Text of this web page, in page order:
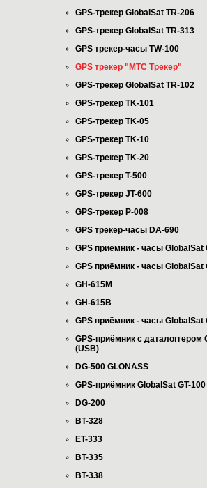
GPS-трекер GlobalSat TR-206
GPS-трекер GlobalSat TR-313
GPS трекер-часы TW-100
GPS трекер "МТС Трекер"
GPS-трекер GlobalSat TR-102
GPS-трекер TK-101
GPS-трекер TK-05
GPS-трекер TK-10
GPS-трекер TK-20
GPS-трекер T-500
GPS-трекер JT-600
GPS-трекер P-008
GPS трекер-часы DA-690
GPS приёмник - часы GlobalSat
GPS приёмник - часы GlobalSat
GH-615M
GH-615B
GPS приёмник - часы GlobalSat
GPS-приёмник с даталоггером
(USB)
DG-500 GLONASS
GPS-приёмник GlobalSat GT-
DG-200
BT-328
ET-333
BT-335
BT-338